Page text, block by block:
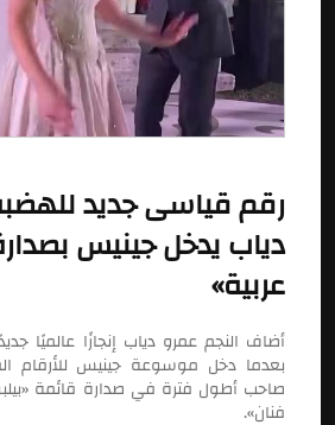
رقم قياسى جديد
دياب يدخل جينيس
عربية»
أضاف النجم عمرو دياب إنجازًا عالميًا
بعدما دخل موسوعة جينيس للأرقام
فنان».